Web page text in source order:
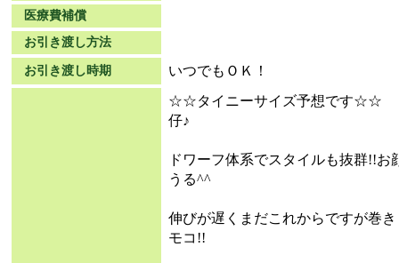
医療費補償
お引き渡し方法
お引き渡し時期
いつでもＯＫ！
☆☆タイニーサイズ予想です☆☆
仔♪
ドワーフ体系でスタイルも抜群!!
うる^^
伸びが遅くまだこれからですが巻
モコ!!